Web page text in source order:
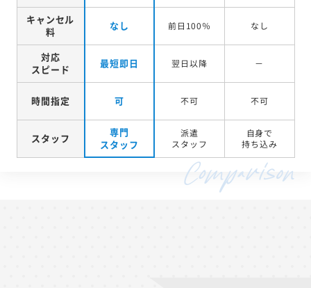
キャンセル
料
なし 前日100％ なし
対応
スピード
最短即日 翌日以降 －
時間指定 可 不可 不可
スタッフ
専門
スタッフ
派遣
スタッフ
自身で
持ち込み